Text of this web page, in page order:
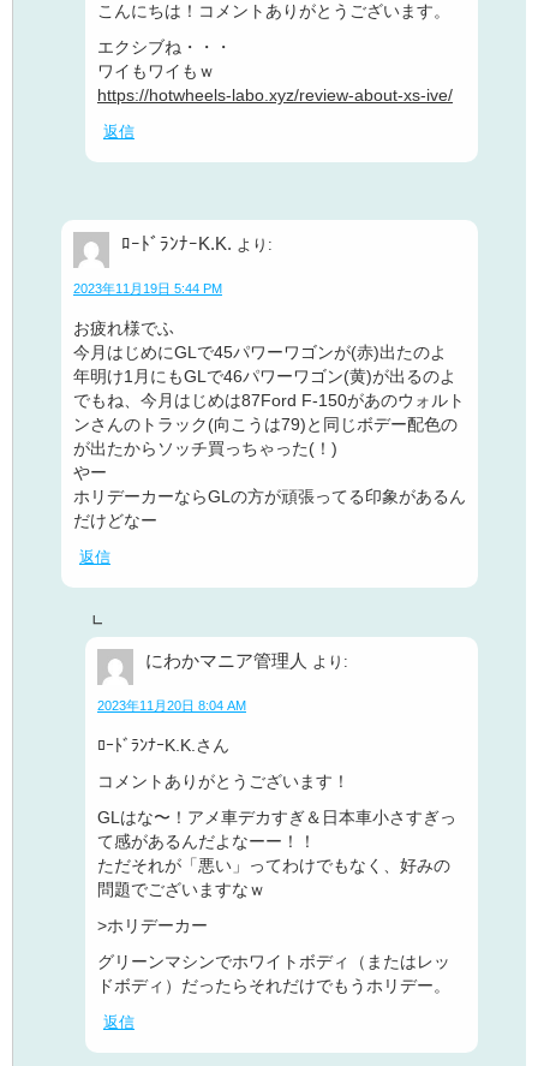
こんにちは！コメントありがとうございます。
エクシブね・・・
ワイもワイもｗ
https://hotwheels-labo.xyz/review-about-xs-ive/
返信
ﾛｰﾄﾞﾗﾝﾅｰK.K. より:
2023年11月19日 5:44 PM
お疲れ様でふ
今月はじめにGLで45パワーワゴンが(赤)出たのよ
年明け1月にもGLで46パワーワゴン(黄)が出るのよ
でもね、今月はじめは87Ford F-150があのウォルト
ンさんのトラック(向こうは79)と同じボデー配色の
が出たからソッチ買っちゃった(！)
やー
ホリデーカーならGLの方が頑張ってる印象があるん
だけどなー
返信
にわかマニア管理人 より:
2023年11月20日 8:04 AM
ﾛｰﾄﾞﾗﾝﾅｰK.K.さん
コメントありがとうございます！
GLはな〜！アメ車デカすぎ＆日本車小さすぎっ
て感があるんだよなーー！！
ただそれが「悪い」ってわけでもなく、好みの
問題でございますなｗ
>ホリデーカー
グリーンマシンでホワイトボディ（またはレッ
ドボディ）だったらそれだけでもうホリデー。
返信